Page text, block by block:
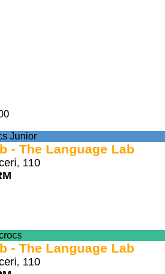
Junior
- The Language Lab
110
- The Language Lab
110